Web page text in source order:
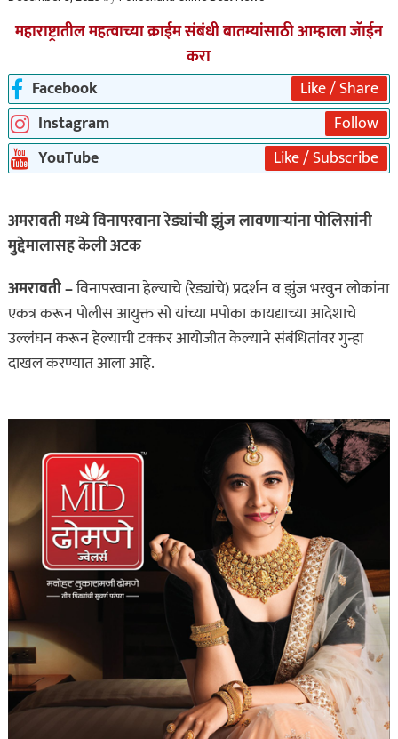
महाराष्ट्रातील महत्वाच्या क्राईम संबंधी बातम्यांसाठी आम्हाला जॅाईन
करा
Facebook
Like / Share
Instagram
Follow
YouTube
Like / Subscribe
अमरावती मध्ये विनापरवाना रेड्यांची झुंज लावणाऱ्यांना पोलिसांनी
मुद्देमालासह केली अटक
अमरावती –विनापरवाना हेल्याचे (रेड्यांचे) प्रदर्शन व झुंज भरवुन लोकांना
एकत्र करून पोलीस आयुक्त सो यांच्या मपोका कायद्याच्या आदेशाचे
उल्लंघन करून हेल्याची टक्कर आयोजीत केल्याने संबंधितांवर गुन्हा
दाखल करण्यात आला आहे.